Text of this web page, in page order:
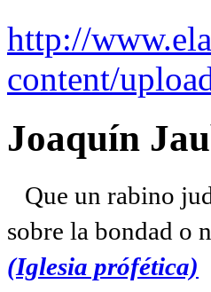
http://
content/
Joaquín
Que un rabino
sobre la bondad o
(Iglesia prófética)